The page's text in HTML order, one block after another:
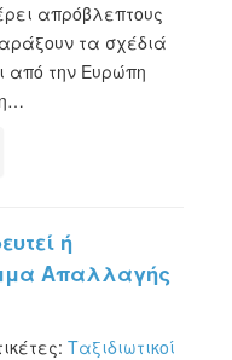
απρόβλεπτους
τα σχέδιά
από την Ευρώπη
ή
Απαλλαγής
Ταξιδιωτικοί